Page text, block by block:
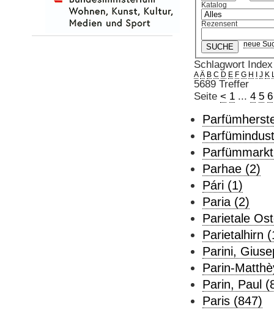
Katalog
Rezensent
neue
Schlagwort Index
A Ä B C D E F G H J K
5689 Treffer
Seite < 1... 4 5 6
Parhae (2)
Pári (1)
Paria (2)
Parietale
Parietalhirn
Parini,
Parin-
Parin, Paul
Paris (847)